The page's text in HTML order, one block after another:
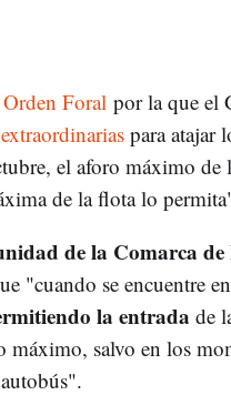
Orden Foral por la que el
para atajar
el aforo máximo de
de la flota lo
de la Comarca
"cuando se encuentre
la entrada de
máximo, salvo en los